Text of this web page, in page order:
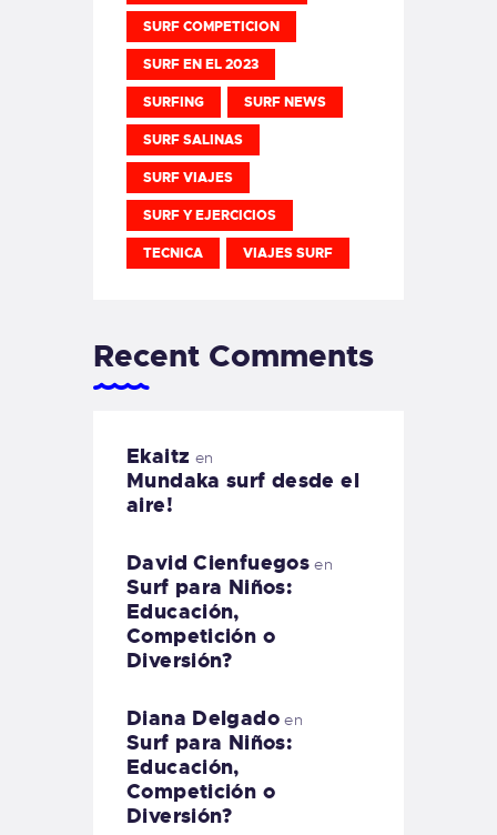
SURF COMPETICION
SURF EN EL 2023
SURFING SURF NEWS
SURF SALINAS
SURF VIAJES
SURF Y EJERCICIOS
TECNICA VIAJES SURF
Recent Comments
Ekaitz en
Mundaka surf desde el
aire!
David Cienfuegos en
Surf para Niños:
Educación,
Competición o
Diversión?
Diana Delgadoen
Surf para Niños:
Educación,
Competición o
Diversión?